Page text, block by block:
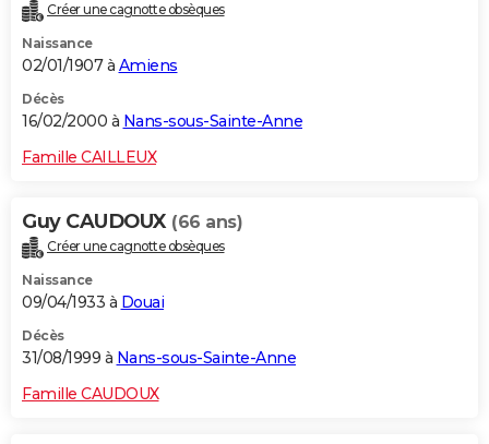
Créer une cagnotte obsèques
Naissance
02/01/1907 à Amiens
Décès
16/02/2000 à Nans-sous-Sainte-Anne
Famille CAILLEUX
Guy CAUDOUX (66 ans)
Créer une cagnotte obsèques
Naissance
09/04/1933 à Douai
Décès
31/08/1999 à Nans-sous-Sainte-Anne
Famille CAUDOUX